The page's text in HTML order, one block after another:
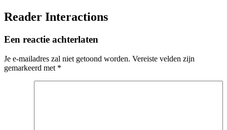
Reader Interactions
Een reactie achterlaten
Je e-mailadres zal niet getoond worden. Vereiste velden zijn
gemarkeerd met *